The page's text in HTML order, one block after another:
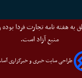
هفته نامه تجارت فردا بوده
منبع آزاد است.
طراحی سایت خبری و خبرگزاری